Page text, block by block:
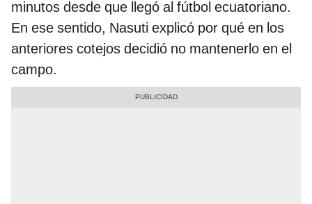
minutos desde que llegó al fútbol ecuatoriano.
En ese sentido, Nasuti explicó por qué en los
anteriores cotejos decidió no mantenerlo en el
campo.